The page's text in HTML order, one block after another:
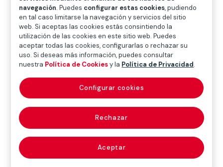
Inicio>Solidaridad e inclusión>Proyectos> Proyectos
Internacionales>Perú>Junto con la Fundación Real
Madrid, promovemos el desarrollo de la infancia en
Perú

La Escuela Socio Deportiva desarrolla sesiones
deportivas de fútbol y baloncesto dirigidas a niños y
adolescentes de entre 5 a 16 años. Además, promueve
navegación. Puedes configurar estas cookies, pudiendo
en tal caso limitarse la navegación y servicios del sitio
web. Si aceptas las cookies estás consintiendo la
utilización de las cookies en este sitio web. Puedes
aceptar todas las cookies, configurarlas o rechazar su
uso. Si deseas más información, puedes consultar
nuestra Política de Cookiesy la Política de Privacidad.
Rechazar
Aceptar
Configurar cookies